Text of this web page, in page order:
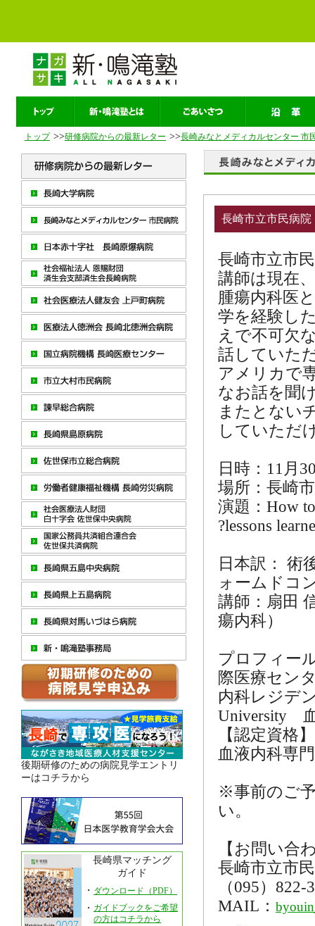
トップ >>研修病院からの最新レター >>長崎みなとメディカルセンター 市
後期研修のための病院見学エントリ
ーはコチラから
長崎県マッチング
ガイド
・ ダウンロード（PDF）
・ ガイドブックをご希望
の方はコチラから
長崎市立市民病
長崎市立市
講師は現在
腫瘍内科医
学を経験し
えで不可欠
話していた
アメリカで
なお話を聞
またとない
していただ
日時：11月
場所：長崎
演題：How
?lessons
日本訳： 術
ォームドコ
講師：扇田
瘍内科）
プロフィー
際医療セン
内科レジデ
University
【認定資格
血液内科専
※事前のご
い。
【お問い合
長崎市立市
（095）
MAIL：